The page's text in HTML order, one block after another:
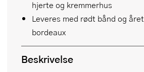
hjerte og kremmerhus
Leveres med rødt bånd og
bordeaux
Beskrivelse